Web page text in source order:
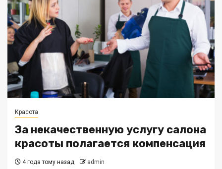
Красота
За некачественную услугу салона
красоты полагается компенсация
4 года тому назад admin